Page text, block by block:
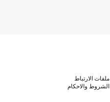
ملفات الارتباط
الشروط والاحكام